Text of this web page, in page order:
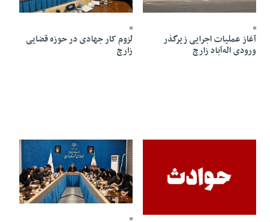
آغاز عملیات اجرایی زیرگذر
ورودی اله‌آباد زارچ
07 Khordad 1404 - 12:24
لزوم کار جهادی در حوزه قضایی
زارچ
24 Bahman 1403 - 20:05